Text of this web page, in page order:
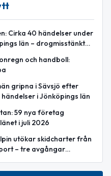
Cirka 40 händelser under
län – drogmisstänkt
och handboll:
gripna i Sävsjö efter
i Jönköpings län
59 nya företag
i juli 2026
utökar skidcharter från
– tre avgångar